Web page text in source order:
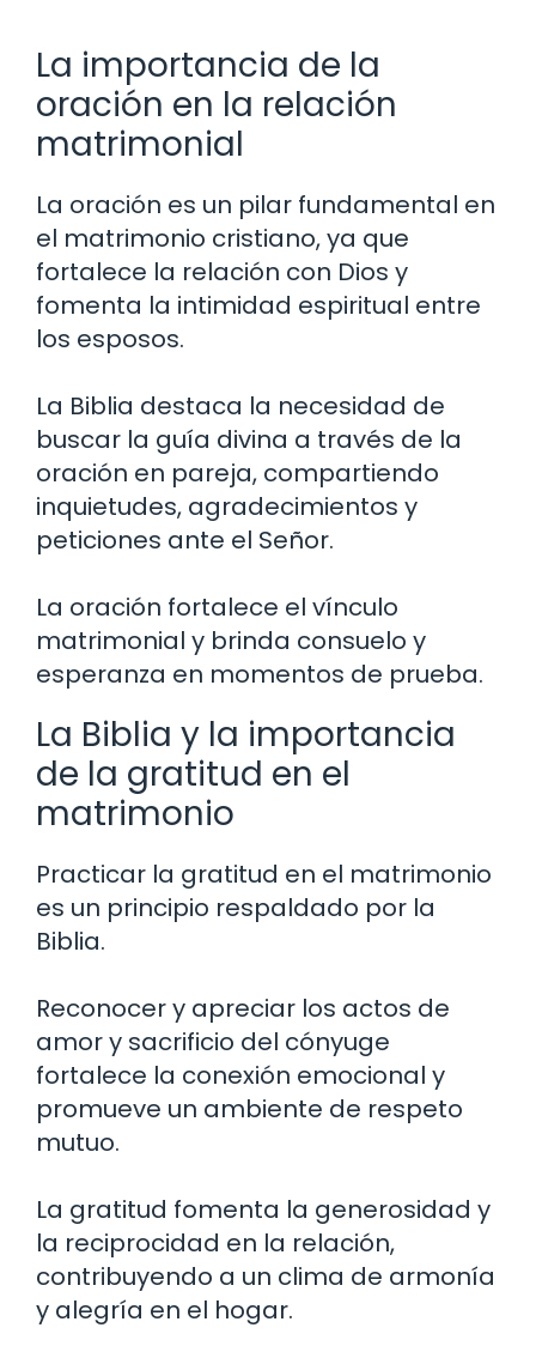
La importancia de la
oración en la relación
matrimonial
La oración es un pilar fundamental en
el matrimonio cristiano, ya que
fortalece la relación con Dios y
fomenta la intimidad espiritual entre
los esposos.
La Biblia destaca la necesidad de
buscar la guía divina a través de la
oración en pareja, compartiendo
inquietudes, agradecimientos y
peticiones ante el Señor.
La oración fortalece el vínculo
matrimonial y brinda consuelo y
esperanza en momentos de prueba.
La Biblia y la importancia
de la gratitud en el
matrimonio
Practicar la gratitud en el matrimonio
es un principio respaldado por la
Biblia.
Reconocer y apreciar los actos de
amor y sacrificio del cónyuge
fortalece la conexión emocional y
promueve un ambiente de respeto
mutuo.
La gratitud fomenta la generosidad y
la reciprocidad en la relación,
contribuyendo a un clima de armonía
y alegría en el hogar.